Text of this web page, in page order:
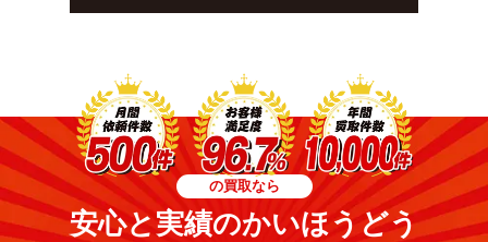
の買取なら
安心と実績のかいほうどう